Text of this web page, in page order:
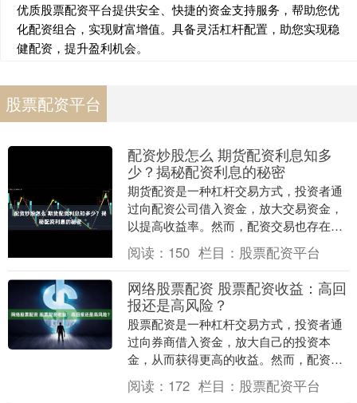
优质股票配资平台提供安全、快捷的资金支持服务，帮助您优
化配资组合，实现财富增值。具备灵活杠杆配置，助您实现稳
健配资，提升盈利机会。
股票配资平台
配资炒股怎么 期货配资利息知多
少？揭秘配资利息的秘密
期货配资是一种杠杆交易方式，投资者通
过向配资公司借入资金，放大交易资金，
以提高收益率。然而，配资交易也存在一
定的风险，其中利息成本就是投资者需要
考虑的重要因素。....
阅读： 150 栏目： 股票配资平台
网络股票配资 股票配资收益：高回
报还是高风险？
股票配资是一种杠杆交易方式，投资者通
过向券商借入资金，放大自己的投资本
金，从而获得更高的收益。然而，配资也
伴随着更高的风险。 * **恒信配资：**行业
领先的配....
阅读： 172 栏目： 股票配资平台